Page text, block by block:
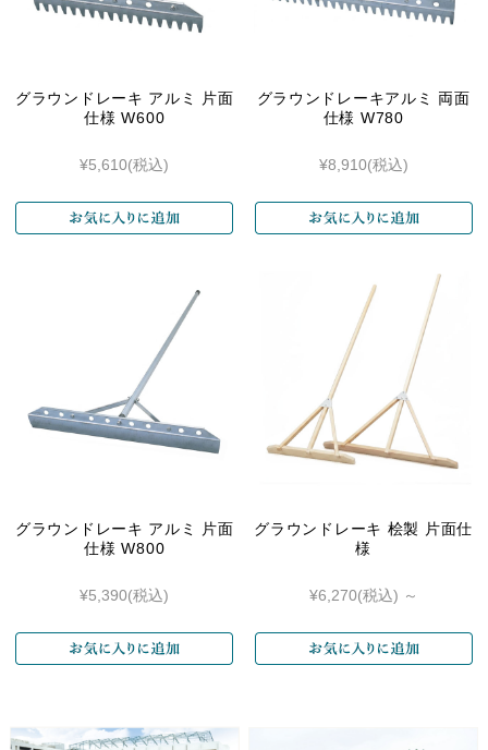
グラウンドレーキ アルミ 片面
仕様 W600
¥5,610(税込)
グラウンドレーキアルミ 両面
仕様 W780
¥8,910(税込)
グラウンドレーキ アルミ 片面
仕様 W800
¥5,390(税込)
グラウンドレーキ 桧製 片面仕
様
¥6,270(税込) ～